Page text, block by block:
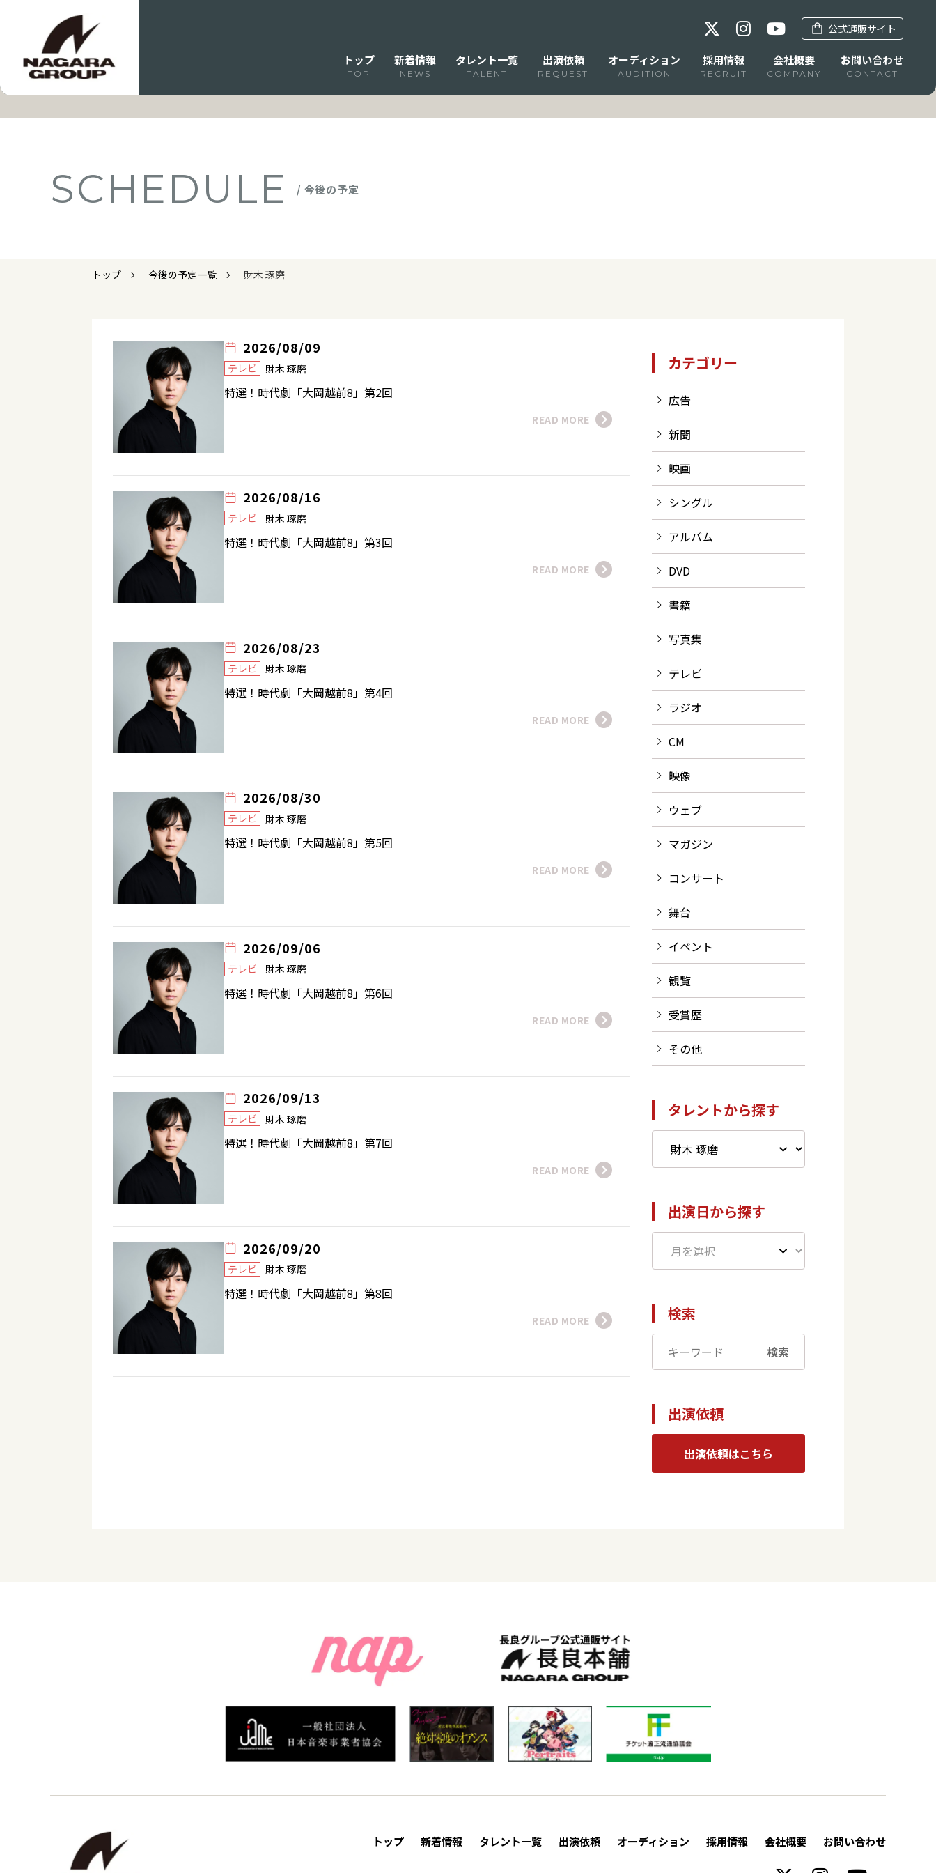
公式通販サイト
トップ
TOP
新着情報
NEWS
タレント一覧
TALENT
出演依頼
REQUEST
オーディション
AUDITION
採用情報
RECRUIT
会社概要
COMPANY
お問い合わせ
CONTACT
SCHEDULE / 今後の予定
トップ 今後の予定一覧 財木 琢磨
2026/08/09
テレビ 財木 琢磨
特選！時代劇「大岡越前8」第2回
READ MORE
2026/08/16
テレビ 財木 琢磨
特選！時代劇「大岡越前8」第3回
READ MORE
2026/08/23
テレビ 財木 琢磨
特選！時代劇「大岡越前8」第4回
READ MORE
2026/08/30
テレビ 財木 琢磨
特選！時代劇「大岡越前8」第5回
READ MORE
2026/09/06
テレビ 財木 琢磨
特選！時代劇「大岡越前8」第6回
READ MORE
2026/09/13
テレビ 財木 琢磨
特選！時代劇「大岡越前8」第7回
READ MORE
2026/09/20
テレビ 財木 琢磨
特選！時代劇「大岡越前8」第8回
READ MORE
カテゴリー
広告
新聞
映画
シングル
アルバム
DVD
書籍
写真集
テレビ
ラジオ
CM
映像
ウェブ
マガジン
コンサート
舞台
イベント
観覧
受賞歴
その他
タレントから探す
出演日から探す
検索
検索
出演依頼
出演依頼はこちら
トップ 新着情報 タレント一覧 出演依頼 オーディション 採用情報 会社概要 お問い合わせ